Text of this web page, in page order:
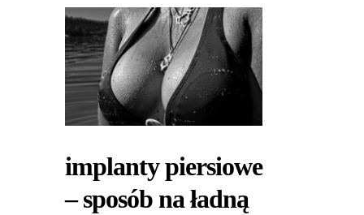
implanty piersiowe
– sposób na ładną